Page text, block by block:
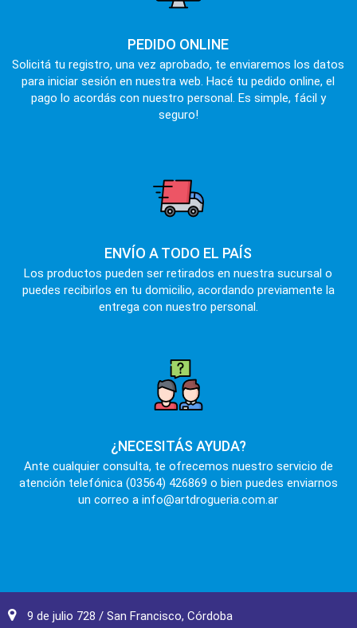
PEDIDO ONLINE
Solicitá tu registro, una vez aprobado, te enviaremos los datos
para iniciar sesión en nuestra web. Hacé tu pedido online, el
pago lo acordás con nuestro personal. Es simple, fácil y
seguro!
ENVÍO A TODO EL PAÍS
Los productos pueden ser retirados en nuestra sucursal o
puedes recibirlos en tu domicilio, acordando previamente la
entrega con nuestro personal.
¿NECESITÁS AYUDA?
Ante cualquier consulta, te ofrecemos nuestro servicio de
atención telefónica (03564) 426869 o bien puedes enviarnos
un correo a info@artdrogueria.com.ar
9 de julio 728 / San Francisco, Córdoba